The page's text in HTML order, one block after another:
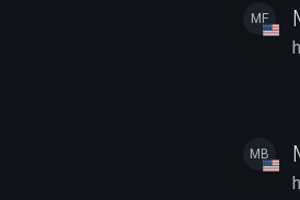
MF
MB